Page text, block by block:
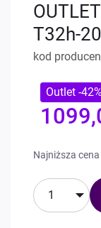
T32h-
Special
Price
Outlet -42%
kod
Najniższa
galerii